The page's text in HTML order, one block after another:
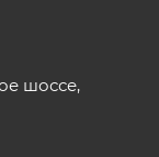
шоссе,